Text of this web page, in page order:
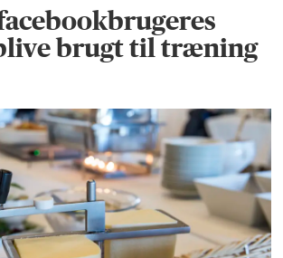
brugt til træning